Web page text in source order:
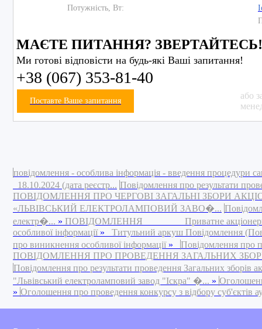
Потужність, Вт:
МАЄТЕ ПИТАННЯ? ЗВЕРТАЙТЕСЬ!
Ми готові відповісти на будь-які Ваші запитання!
+38 (067) 353-81-40
Поставте Ваше запитання
або
повідомлення - особлива інформація - введення процедури
18.10.2024 (дата реєстр... Повідомлення про результати
ПОВІДОМЛЕННЯ ПРО ЧЕРГОВІ ЗАГАЛЬНІ ЗБОРИ
«ЛЬВІВСЬКИЙ ЕЛЕКТРОЛАМПОВИЙ ЗАВО�...
електр�... » ПОВІДОМЛЕННЯ Приватне акціонерне
особливої інформації » Титульний аркуш Повідомлення
про виникнення особливої інформації » Повідомлення про
ПОВІДОМЛЕННЯ ПРО ПРОВЕДЕННЯ ЗАГАЛЬНИХ
Повідомлення про результати проведення Загальних зборів
"Львівський електроламповий завод "Іскра" �... »
» Оголошення про проведення конкурсу з відбору суб'єктів